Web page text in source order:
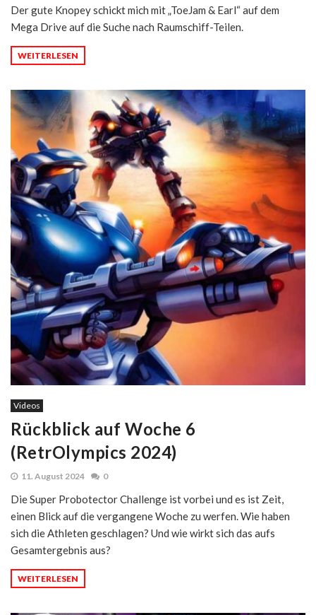
Der gute Knopey schickt mich mit „ToeJam & Earl“ auf dem
Mega Drive auf die Suche nach Raumschiff-Teilen.
WEITERLESEN
Videos
Rückblick auf Woche 6
(RetrOlympics 2024)
11. August 2024 0
Die Super Probotector Challenge ist vorbei und es ist Zeit,
einen Blick auf die vergangene Woche zu werfen. Wie haben
sich die Athleten geschlagen? Und wie wirkt sich das aufs
Gesamtergebnis aus?
WEITERLESEN